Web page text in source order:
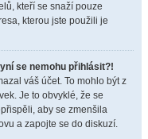
kteří se snaží pouze
kterou jste použili je
se nemohu přihlásit?!
váš účet. To mohlo být z
Je to obvyklé, že se
aby se zmenšila
a zapojte se do diskuzí.